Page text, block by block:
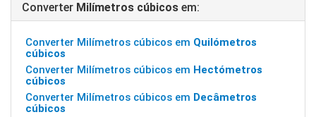
Converter Milímetros cúbicos em:
Converter Milímetros cúbicos em Quilómetros
cúbicos
Converter Milímetros cúbicos em Hectómetros
cúbicos
Converter Milímetros cúbicos em Decâmetros
cúbicos